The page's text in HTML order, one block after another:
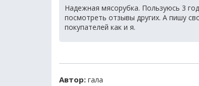
Надежная мясорубка. Пользуюсь 3
посмотреть отзывы других. А пишу
покупателей как и я.
Автор: гала